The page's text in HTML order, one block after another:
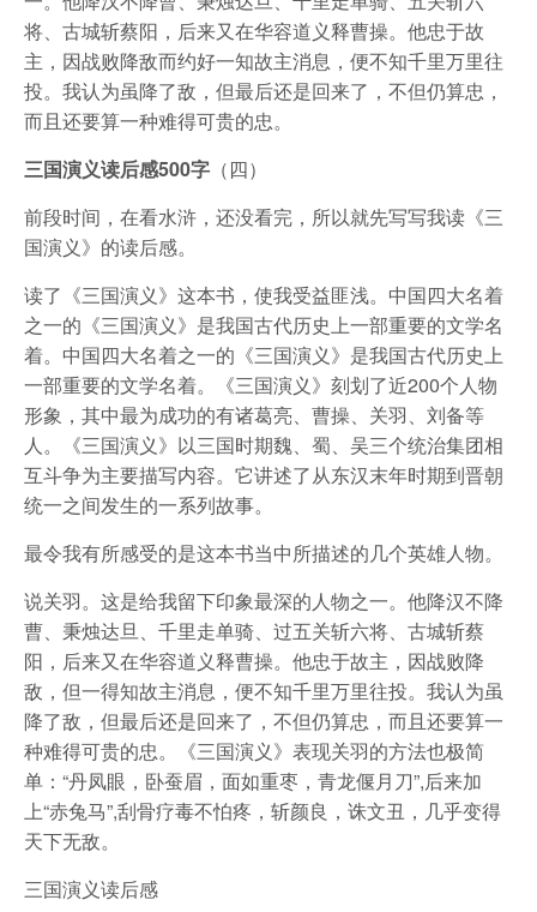
将、古城斩蔡阳，后来又在华容道义释曹操。他忠于故
主，因战败降敌而约好一知故主消息，便不知千里万里往
投。我认为虽降了敌，但最后还是回来了，不但仍算忠，
而且还要算一种难得可贵的忠。
三国演义读后感500字 （四）
前段时间，在看水浒，还没看完，所以就先写写我读《三
国演义》的读后感。
读了《三国演义》这本书，使我受益匪浅。中国四大名着
之一的《三国演义》是我国古代历史上一部重要的文学名
着。中国四大名着之一的《三国演义》是我国古代历史上
一部重要的文学名着。《三国演义》刻划了近200个人物
形象，其中最为成功的有诸葛亮、曹操、关羽、刘备等
人。《三国演义》以三国时期魏、蜀、吴三个统治集团相
互斗争为主要描写内容。它讲述了从东汉末年时期到晋朝
统一之间发生的一系列故事。
最令我有所感受的是这本书当中所描述的几个英雄人物。
说关羽。这是给我留下印象最深的人物之一。他降汉不降
曹、秉烛达旦、千里走单骑、过五关斩六将、古城斩蔡
阳，后来又在华容道义释曹操。他忠于故主，因战败降
敌，但一得知故主消息，便不知千里万里往投。我认为虽
降了敌，但最后还是回来了，不但仍算忠，而且还要算一
种难得可贵的忠。《三国演义》表现关羽的方法也极简
单：“丹凤眼，卧蚕眉，面如重枣，青龙偃月刀”,后来加
上“赤兔马”,刮骨疗毒不怕疼，斩颜良，诛文丑，几乎变得
天下无敌。
三国演义读后感